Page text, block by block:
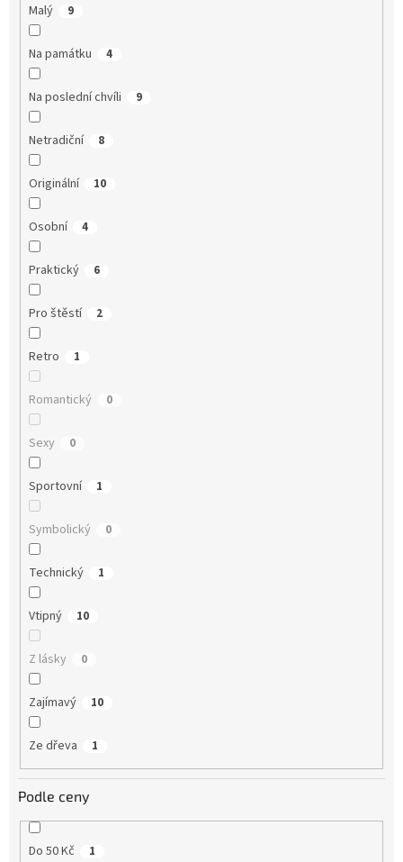
Malý 9
Na památku 4
Na poslední chvíli 9
Netradiční 8
Originální 10
Osobní 4
Praktický 6
Pro štěstí 2
Retro 1
Romantický 0
Sexy 0
Sportovní 1
Symbolický 0
Technický 1
Vtipný 10
Z lásky 0
Zajímavý 10
Ze dřeva 1
Podle ceny
Do 50 Kč 1